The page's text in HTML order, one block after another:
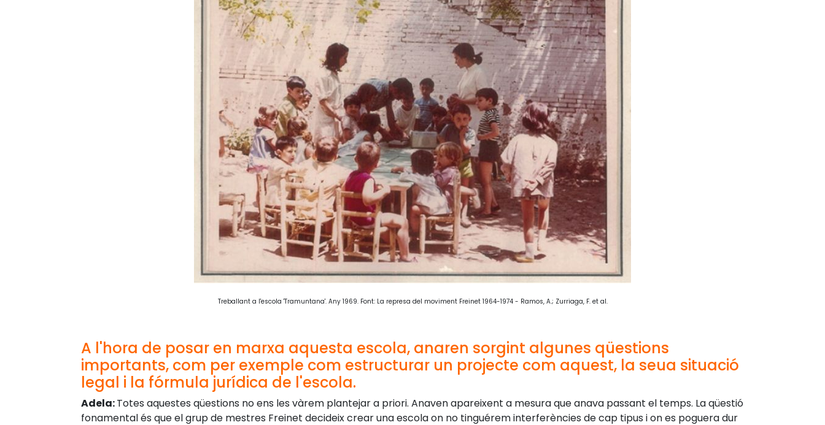
Treballant a l'escola 'Tramuntana'. Any 1969. Font: La represa del moviment Freinet 1964-1974 - Ramos, A.; Zurriaga, F. et al.
A l'hora de posar en marxa aquesta escola, anaren sorgint algunes qüestions
importants, com per exemple com estructurar un projecte com aquest, la seua situació
legal i la fórmula jurídica de l'escola.
Adela:Totes aquestes qüestions no ens les vàrem plantejar a priori. Anaven apareixent a mesura que anava passant el temps. La qüestió
fonamental és que el grup de mestres Freinet decideix crear una escola on no tinguérem interferències de cap tipus i on es poguera dur